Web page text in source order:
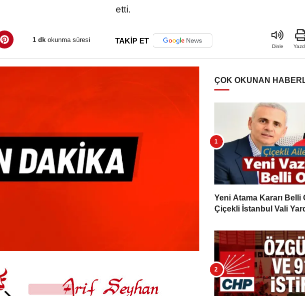
etti.
1 dk okunma süresi TAKİP ET
Dinle
ÇOK OKUNAN
Yeni Atama Kararı Belli
Çiçekli İstanbul Vali